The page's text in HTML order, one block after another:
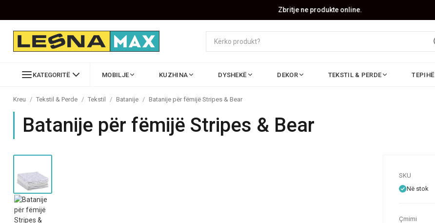
Zbritje ne produkte online.
KATEGORITË MOBILJE KUZHINA DYSHEKË DEKOR TEKSTIL & PERDE TEPIHË
Kreu / Tekstil & Perde / Tekstil / Batanije / Batanije për fëmijë Stripes & Bear
Batanije për fëmijë Stripes & Bear
SKU
Në stok
Çmimi